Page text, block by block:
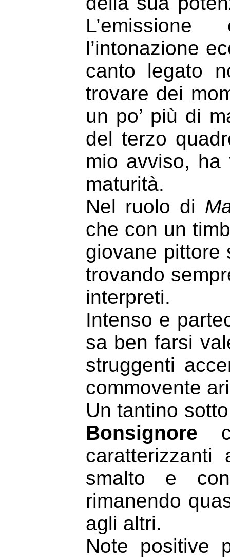
l’intonazione
canto legato
trovare dei
un po’ più di
del terzo
mio avviso, ha
maturità.
Nel ruolo di
che con un
giovane pittore
trovando
interpreti.
Intenso e
sa ben farsi
struggenti
commovente
Un tantino
Bonsignore
caratterizzanti
smalto e
rimanendo
agli altri.
Note positive